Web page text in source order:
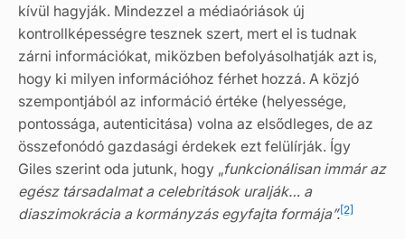
kívül hagyják. Mindezzel a médiaóriások új
kontrollképességre tesznek szert, mert el is tudnak
zárni információkat, miközben befolyásolhatják azt is,
hogy ki milyen információhoz férhet hozzá. A közjó
szempontjából az információ értéke (helyessége,
pontossága, autenticitása) volna az elsődleges, de az
összefonódó gazdasági érdekek ezt felülírják. Így
Giles szerint oda jutunk, hogy „funkcionálisan immár az
egész társadalmat a celebritások uralják… a
diaszimokrácia a kormányzás egyfajta formája”.[2]